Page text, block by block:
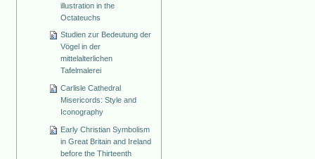
illustration in the
Octateuchs
Studien zur Bedeutung der
Vögel in der
mittelalterlichen
Tafelmalerei
Carlisle Cathedral
Misericords: Style and
Iconography
Early Christian Symbolism
in Great Britain and Ireland
before the Thirteenth